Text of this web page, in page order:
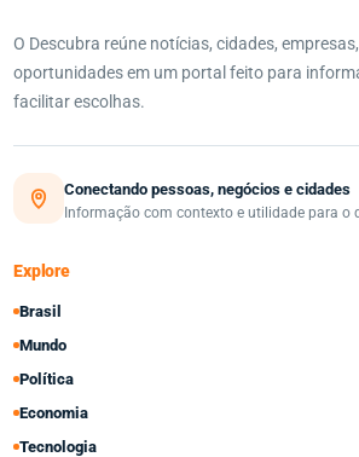
O Descubra reúne notícias, cidades,
oportunidades em um portal feito para
facilitar escolhas.
Conectando pessoas, negócios e cidades
Informação com contexto e utilidade para o
Explore
Brasil
Mundo
Política
Economia
Tecnologia